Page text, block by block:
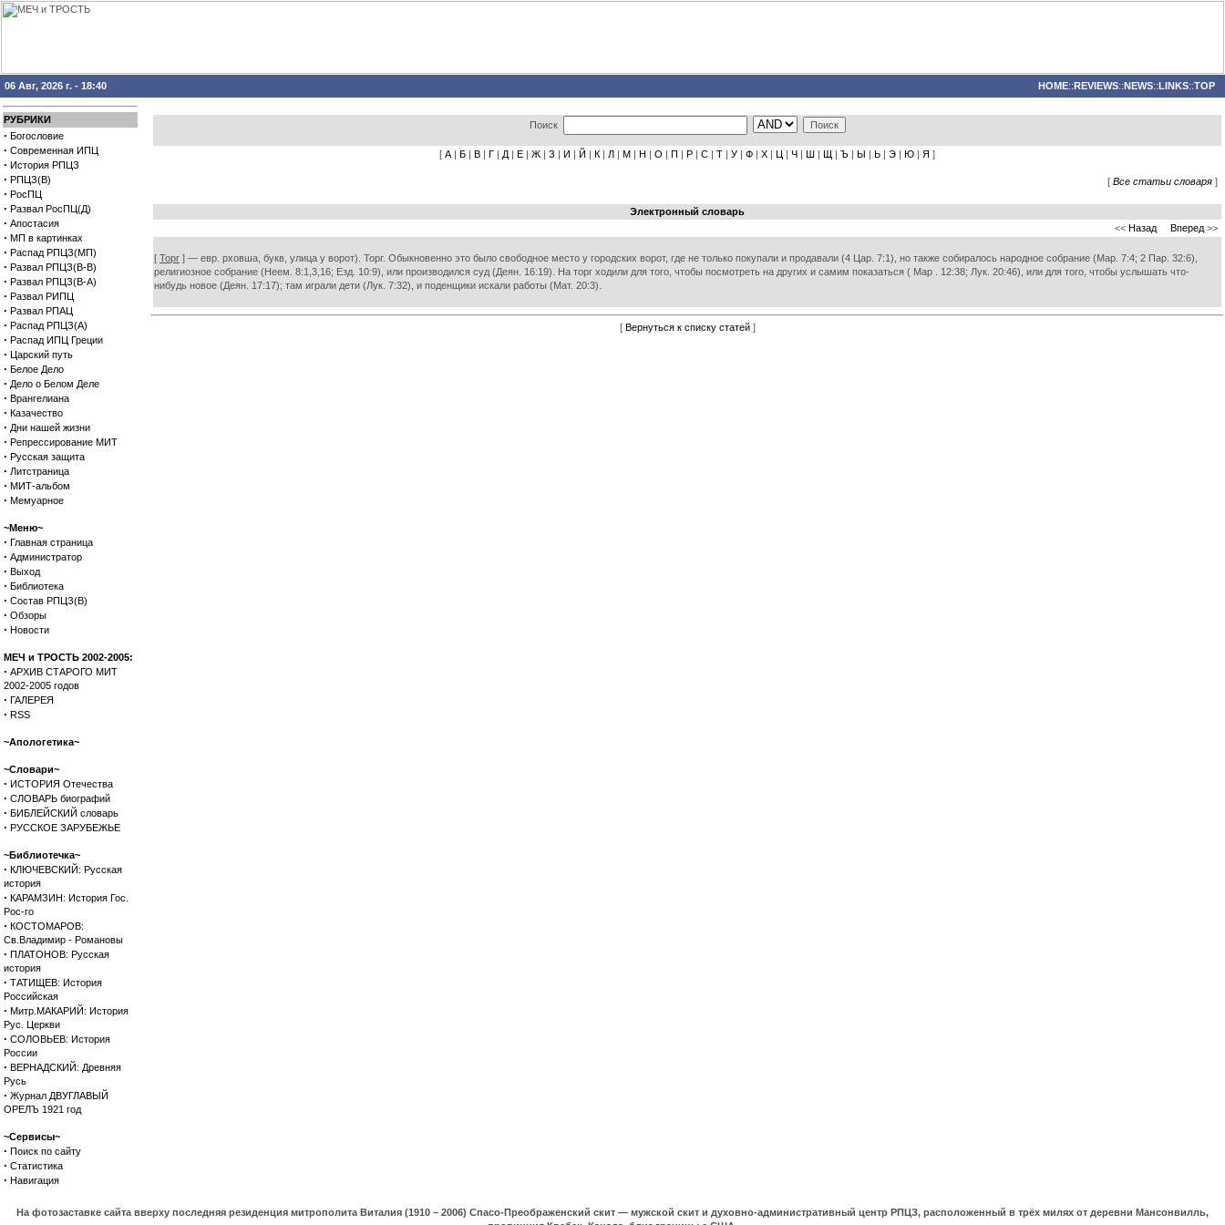
06 Авг, 2026 г. - 18:40 HOME::REVIEWS::NEWS::LINKS::TOP
РУБРИКИ
· Богословие
· Современная ИПЦ
· История РПЦЗ
· РПЦЗ(В)
· РосПЦ
· Развал РосПЦ(Д)
· Апостасия
· МП в картинках
· Распад РПЦЗ(МП)
· Развал РПЦЗ(В-В)
· Развал РПЦЗ(В-А)
· Развал РИПЦ
· Развал РПАЦ
· Распад РПЦЗ(А)
· Распад ИПЦ Греции
· Царский путь
· Белое Дело
· Дело о Белом Деле
· Врангелиана
· Казачество
· Дни нашей жизни
· Репрессирование МИТ
· Русская защита
· Литстраница
· МИТ-альбом
· Мемуарное
~Меню~
· Главная страница
· Администратор
· Выход
· Библиотека
· Состав РПЦЗ(В)
· Обзоры
· Новости
МЕЧ и ТРОСТЬ 2002-2005:
· АРХИВ СТАРОГО МИТ
2002-2005 годов
· ГАЛЕРЕЯ
· RSS
~Апологетика~
~Словари~
· ИСТОРИЯ Отечества
· СЛОВАРЬ биографий
· БИБЛЕЙСКИЙ словарь
· РУССКОЕ ЗАРУБЕЖЬЕ
~Библиотечка~
· КЛЮЧЕВСКИЙ: Русская
история
· КАРАМЗИН: История Гос.
Рос-го
· КОСТОМАРОВ:
Св.Владимир - Романовы
· ПЛАТОНОВ: Русская
история
· ТАТИЩЕВ: История
Российская
· Митр.МАКАРИЙ: История
Рус. Церкви
· СОЛОВЬЕВ: История
России
· ВЕРНАДСКИЙ: Древняя
Русь
· Журнал ДВУГЛАВЫЙ
ОРЕЛЪ 1921 год
~Сервисы~
· Поиск по сайту
· Статистика
· Навигация
Поиск
[ А | Б | В | Г | Д | Е | Ж | З | И | Й | К | Л | М | Н | О | П | Р | С | Т | У | Ф | Х | Ц | Ч | Ш | Щ | Ъ | Ы | Ь | Э | Ю | Я ]
[ Все статьи словаря ]
Электронный словарь
<< Назад Вперед >>
[ Торг ] — евр. рховша, букв, улица у ворот). Торг. Обыкновенно это было свободное место у городских ворот, где не только покупали и продавали (4 Цар. 7:1), но также собиралось народное собрание (Map. 7:4; 2 Пар. 32:6),
религиозное собрание (Неем. 8:1,3,16; Езд. 10:9), или производился суд (Деян. 16:19). На торг ходили для того, чтобы посмотреть на других и самим показаться ( Map . 12:38; Лук. 20:46), или для того, чтобы услышать что-
нибудь новое (Деян. 17:17); там играли дети (Лук. 7:32), и поденщики искали работы (Мат. 20:3).
[ Вернуться к списку статей]
На фотозаставке сайта вверху последняя резиденция митрополита Виталия (1910 – 2006) Спасо-Преображенский скит — мужской скит и духовно-административный центр РПЦЗ, расположенный в трёх милях от деревни Мансонвилль,